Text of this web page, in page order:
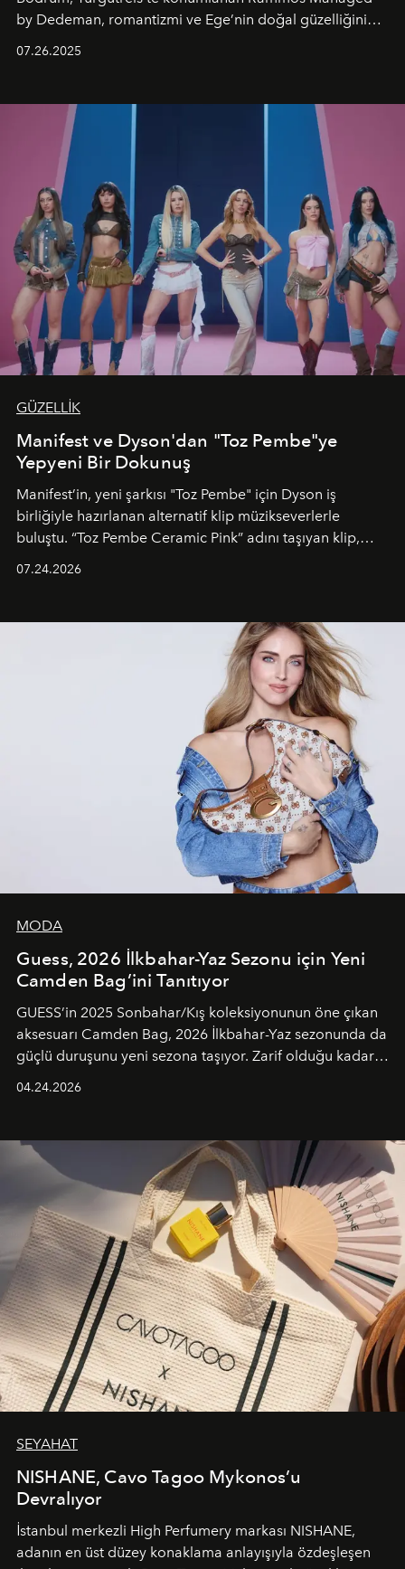
by Dedeman, romantizmi ve Ege’nin doğal güzelliğini
07.26.2025
GÜZELLİK
Manifest ve Dyson'dan "Toz Pembe"ye
Yepyeni Bir Dokunuş
Manifest’in, yeni şarkısı "Toz Pembe" için Dyson iş
birliğiyle hazırlanan alternatif klip müzikseverlerle
buluştu. “Toz Pembe Ceramic Pink” adını taşıyan klip,
unsurlarından biri olarak öne çıkıyor.
07.24.2026
MODA
Guess, 2026 İlkbahar-Yaz Sezonu için Yeni
Camden Bag’ini Tanıtıyor
GUESS’in 2025 Sonbahar/Kış koleksiyonunun öne çıkan
aksesuarı Camden Bag, 2026 İlkbahar-Yaz sezonunda da
güçlü duruşunu yeni sezona taşıyor. Zarif olduğu kadar
04.24.2026
SEYAHAT
NISHANE, Cavo Tagoo Mykonos’u
Devralıyor
İstanbul merkezli High Perfumery markası NISHANE,
adanın en üst düzey konaklama anlayışıyla özdeşleşen